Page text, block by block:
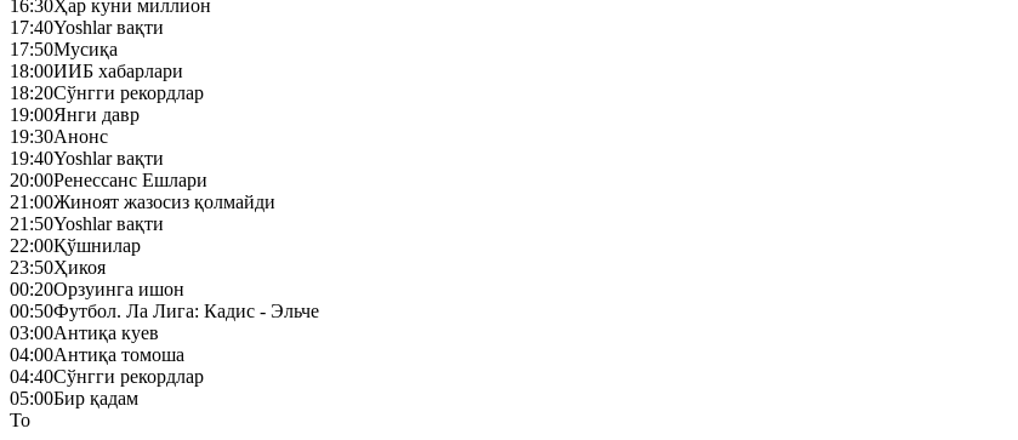
16:30Ҳар куни миллион
17:40Yoshlar вақти
17:50Mусиқа
18:00ИИБ хабарлари
18:20Сўнгги рекордлар
19:00Янги давр
19:30Анонс
19:40Yoshlar вақти
20:00Ренессанс Ешлари
21:00Жиноят жазосиз қолмайди
21:50Yoshlar вақти
22:00Қўшнилар
23:50Ҳикоя
00:20Орзуинга ишон
00:50Футбол. Ла Лига: Кадис - Эльче
03:00Антиқа куев
04:00Антиқа томоша
04:40Сўнгги рекордлар
05:00Бир қадам
To